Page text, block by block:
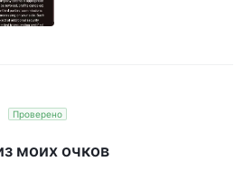
Проверено
моих очков